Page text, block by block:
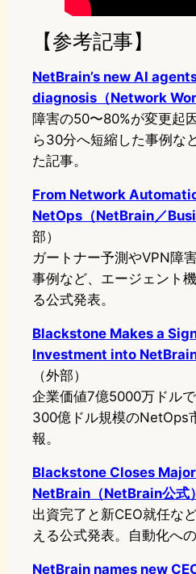
【参考記事】
NetBrain’s new AI
diagnosis（Network
障害の50〜80%が変更起
ら30分へ短縮した事例な
た記事。
From Network
NetOps（NetBrain／
部）
ガートナー予測やVPN障
事例など、エージェント
る公式発表。
Blackstone Makes a
Investment into
（外部）
企業価値7億5000万ドル
300億ドル規模のNetOps
報。
Blackstone Closes
NetBrain（NetBrain公式）
出資完了と新CEO就任な
える公式発表。自動化へ
NetBrain names new